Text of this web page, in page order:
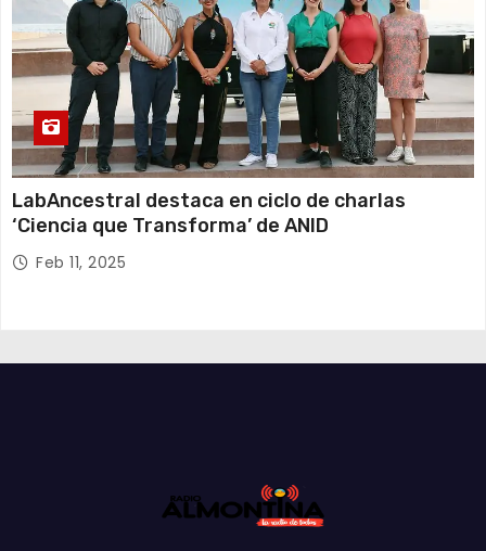
LabAncestral destaca en ciclo de charlas
‘Ciencia que Transforma’ de ANID
Feb 11, 2025